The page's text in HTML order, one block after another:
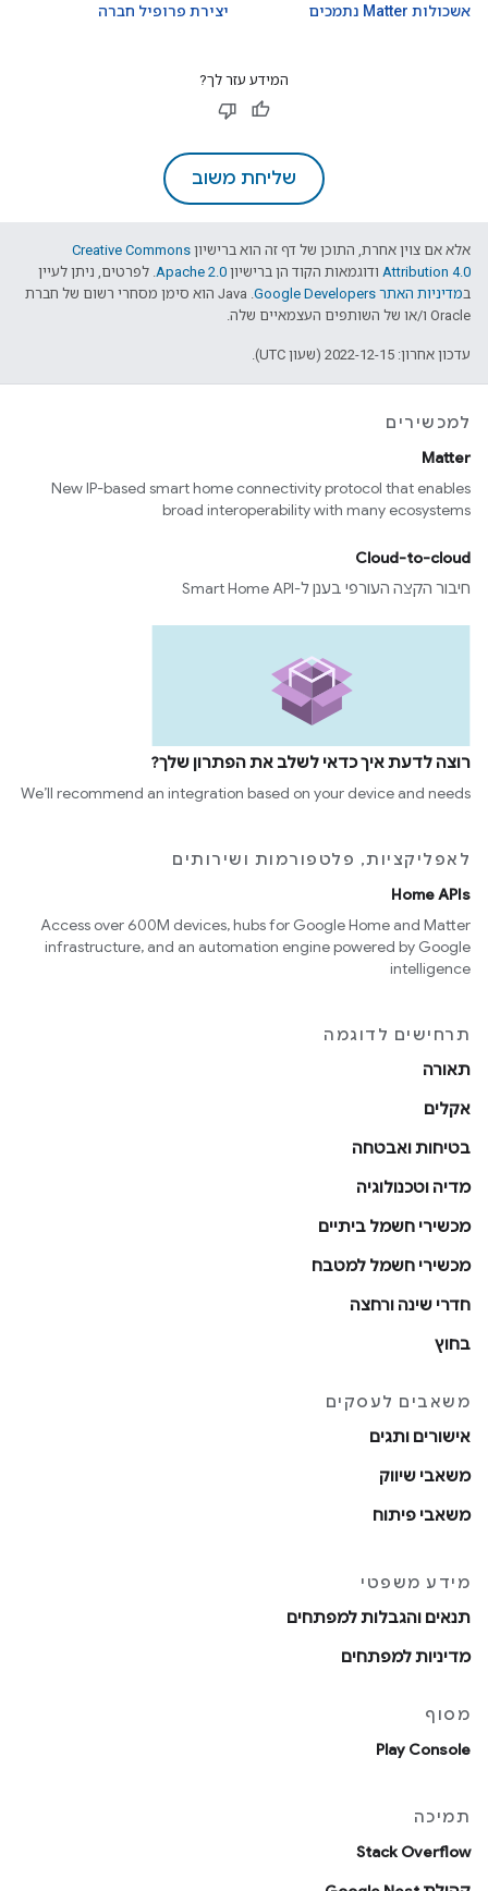
אשכולות Matter נתמכים
יצירת פרופיל חברה
המידע עזר לך?
שליחת משוב
אלא אם צוין אחרת, התוכן של דף זה הוא ברישיון Creative Commons
Attribution 4.0 ודוגמאות הקוד הן ברישיון Apache 2.0 . לפרטים, ניתן לעיין
במדיניות האתר Google Developers‏
.‏ Java הוא סימן מסחרי רשום של חברת
Oracle ו/או של השותפים העצמאיים שלה.
עדכון אחרון: 2022-12-15 (שעון UTC).
למכשירים
Matter
New IP-based smart home connectivity protocol that enables
broad interoperability with many ecosystems
Cloud-to-cloud
חיבור הקצה העורפי בענן ל-Smart Home API
רוצה לדעת איך כדאי לשלב את הפתרון שלך?
We’ll recommend an integration based on your device and needs
לאפליקציות, פלטפורמות ושירותים
Home APIs
Access over 600M devices, hubs for Google Home and Matter
infrastructure, and an automation engine powered by Google
intelligence
תרחישים לדוגמה
תאורה
אקלים
בטיחות ואבטחה
מדיה וטכנולוגיה
מכשירי חשמל ביתיים
מכשירי חשמל למטבח
חדרי שינה ורחצה
בחוץ
משאבים לעסקים
אישורים ותגים
משאבי שיווק
משאבי פיתוח
מידע משפטי
תנאים והגבלות למפתחים
מדיניות למפתחים
מסוף
Play Console
תמיכה
Stack Overflow